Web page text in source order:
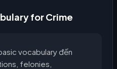
for Crime
vocabulary đến
felonies,